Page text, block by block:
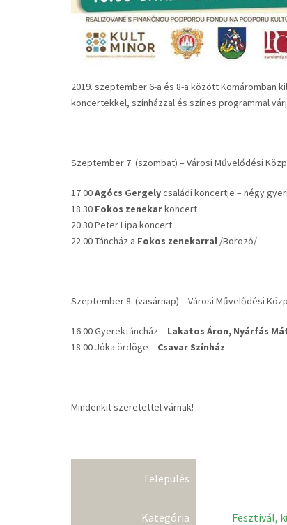
2019. szeptember 6-a és 8-a között Komáromban
koncertekkel, színházzal és színes programmal
Szeptember 7. (szombat) – Városi Művelődési
17.00Agócs Gergelycsaládi koncertje – négy
18.30 Fokos zenekarkoncert
20.30 Peter Lipa koncert
22.00 Táncház a Fokos zenekarral /Borozó/
Szeptember 8. (vasárnap) – Városi Művelődési
16.00 Gyerektáncház – Lakatos Áron, Nyárfás
18.00 Jóka ördöge – Csavar Színház
Mindenkit szeretettel várnak!
Település
Kategória Fesztivál,